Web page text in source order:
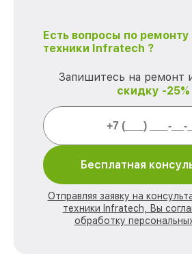
Есть вопросы по ремонту
техники Infratech ?
Запишитесь на ремонт
скидку -25%
Бесплатная
Отправляя заявку на
техники Infratech, Вы
обработку